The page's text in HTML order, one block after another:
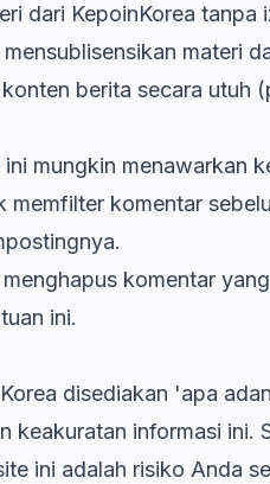
dari KepoinKorea tanpa
materi
berita secara utuh
mungkin menawarkan
memfilter komentar
komentar
ini.
disediakan 'apa
keakuratan informasi
ini adalah risiko Anda